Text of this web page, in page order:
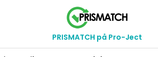
PRISMATCH på Pro-Ject